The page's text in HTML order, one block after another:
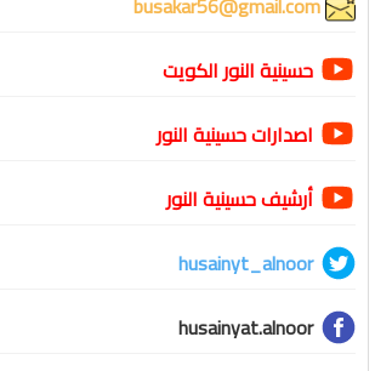
حسينية النور الكويت
اصدارات حسينية النور
أرشيف حسينية النور
husainyt_alnoor
husainyat.alnoor